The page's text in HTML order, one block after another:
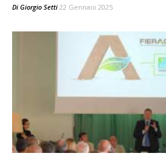
Di Giorgio Setti 22 Gennaio 2025